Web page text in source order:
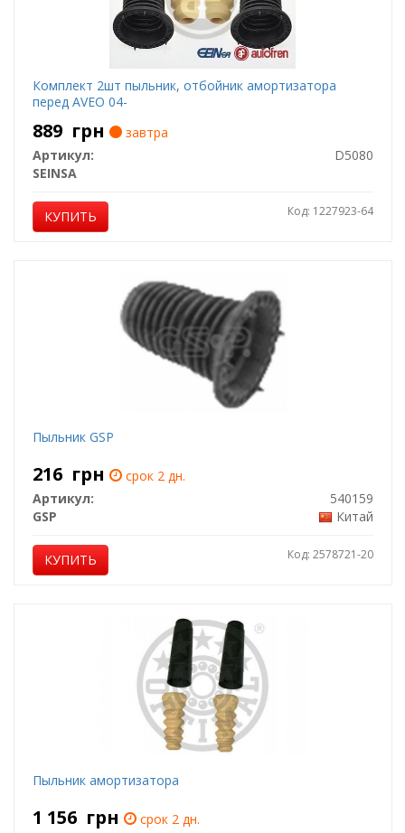
Комплект 2шт пыльник, отбойник амортизатора
перед AVEO 04-
889 грн
завтра
Артикул:
D5080
SEINSA
КУПИТЬ Код: 1227923-64
Пыльник GSP
216 грн
срок 2 дн.
Артикул:
540159
GSP
Китай
КУПИТЬ Код: 2578721-20
Пыльник амортизатора
1 156 грн срок 2 дн.